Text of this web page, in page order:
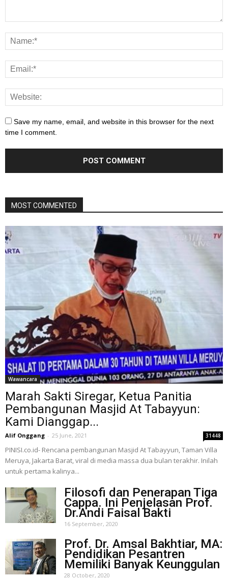
Save my name, email, and website in this browser for the next
time I comment.
MOST COMMENTED
Wawancara
Marah Sakti Siregar, Ketua Panitia
Pembangunan Masjid At Tabayyun:
Kami Dianggap...
Alif Onggang - 25 June, 2021 31448
PINISI.co.id- Rencana pembangunan Masjid At Tabayyun, Taman Villa
Meruya, Jakarta Barat, viral di media massa dua bulan terakhir. Inilah
untuk pertama kalinya...
Filosofi dan Penerapan Tiga
Cappa. Ini Penjelasan Prof.
Dr.Andi Faisal Bakti
16 September, 2020
Prof. Dr. Amsal Bakhtiar, MA:
Pendidikan Pesantren
Memiliki Banyak Keunggulan
28 October, 2020